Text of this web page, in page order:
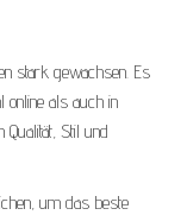
stark gewachsen. Es
online als auch in
Stil und
um das beste